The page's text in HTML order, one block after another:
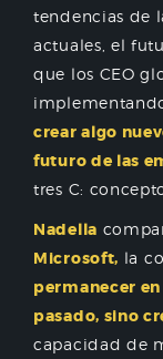
tendencias de
actuales, el
que los CEO
crear algo
futuro de las
tres C:
Nadella
Microsoft, la
permanecer
pasado, sino
capacidad de